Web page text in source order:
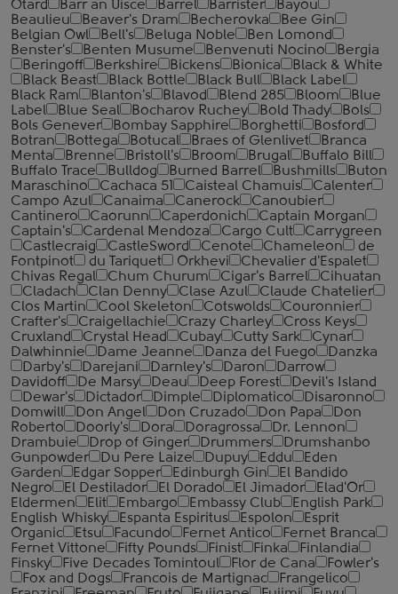
Otard
Barr an Uisce Barrel Barrister
Bayou
Beaulieu
Beaver's Dram Becherovka
Bee Gin
Belgian Owl
Bell's Beluga Noble
Ben Lomond
Benster's
Benten Musume Benvenuti Nocino
Bergia
Beringoff
Berkshire Bickens Bionica
Black & White
Black Beast
Black Bottle Black Bull
Black Label
Black Ram
Blanton's Blavod Blend 285 Bloom
Blue
Label
Blue Seal Bocharov Ruchey Bold Thady
Bols
Bols Genever
Bombay Sapphire Borghetti
Bosford
Botran
Bottega Botucal Braes of Glenlivet
Branca
Menta
Brenne Bristoll's Broom Brugal
Buffalo Bill
Buffalo Trace
Bulldog Burned Barrel Bushmills
Buton
Maraschino
Cachaca 51 Caisteal Chamuis
Calenter
Campo Azul
Canaima Canerock
Canoubier
Cantinero
Caorunn Caperdonich
Captain Morgan
Captain's
Cardenal Mendoza Cargo Cult
Carrygreen
Castlecraig
CastleSword Cenote Chameleon
de
Fontpinot
du Tariquet Orkhevi
Chevalier d'Espalet
Chivas Regal
Chum Churum Cigar's Barrel
Cihuatan
Cladach
Clan Denny Clase Azul
Claude Chatelier
Clos Martin
Cool Skeleton Cotswolds
Couronnier
Crafter's
Craigellachie Crazy Charley
Cross Keys
Cruxland
Crystal Head Cubay Cutty Sark
Cynar
Dalwhinnie
Dame Jeanne Danza del Fuego
Danzka
Darby's
Darejani Darnley's Daron
Darrow
Davidoff
De Marsy Deau Deep Forest
Devil's Island
Dewar's
Dictador Dimple Diplomatico
Disaronno
Domwill
Don Angel Don Cruzado Don Papa
Don
Roberto
Doorly's Dora Doragrossa
Dr. Lennon
Drambuie
Drop of Ginger Drummers
Drumshanbo
Gunpowder
Du Pere Laize Dupuy Eddu
Eden
Garden
Edgar Sopper Edinburgh Gin
El Bandido
Negro
El Destilador El Dorado El Jimador
Elad'Or
Eldermen
Elit Embargo Embassy Club
English Park
English Whisky
Espanta Espiritus Espolon
Esprit
Organic
Etsu Facundo Fernet Antico
Fernet Branca
Fernet Vittone
Fifty Pounds Finist Finka
Finlandia
Finsky
Five Decades Tomintoul Flor de Cana
Fowler's
Fox and Dogs
Francois de Martignac
Frangelico